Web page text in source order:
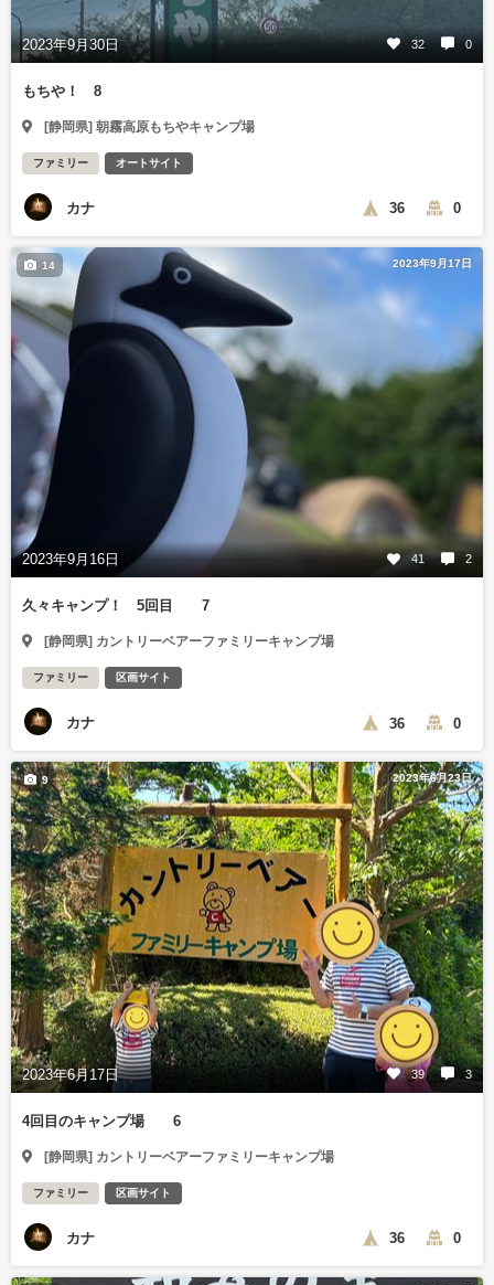
2023年9月30日 32 0
もちや！ 8
[静岡県] 朝霧高原もちやキャンプ場
ファミリー オートサイト
カナ 36 0
2023年9月17日
2023年9月16日 41 2
14
久々キャンプ！ 5回目 7
[静岡県] カントリーベアーファミリーキャンプ場
ファミリー 区画サイト
カナ 36 0
2023年6月23日
2023年6月17日 39 3
9
4回目のキャンプ場 6
[静岡県] カントリーベアーファミリーキャンプ場
ファミリー 区画サイト
カナ 36 0